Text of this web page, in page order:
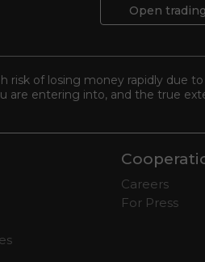
Open
risk of losing money rapidly due to
are entering into, and the true
Careers
For Press